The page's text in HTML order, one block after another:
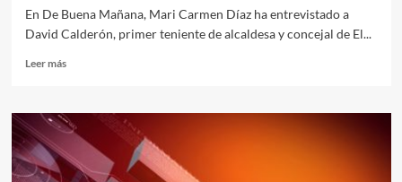
En De Buena Mañana, Mari Carmen Díaz ha entrevistado a
David Calderón, primer teniente de alcaldesa y concejal de El...
Leer más